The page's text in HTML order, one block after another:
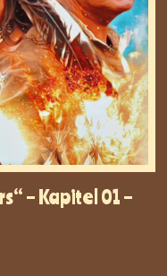
– Kapitel 01 –